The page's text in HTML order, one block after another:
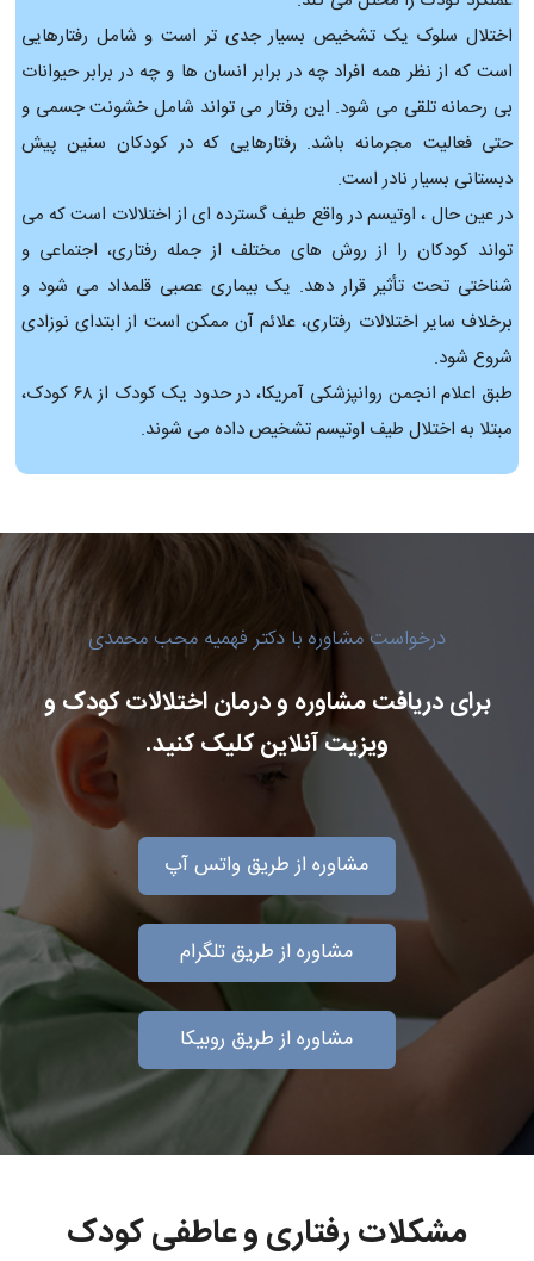
اختلال سلوک یک تشخیص بسیار جدی تر است و شامل رفتارهایی
است که از نظر همه افراد چه در برابر انسان ها و چه در برابر حیوانات
بی رحمانه تلقی می شود. این رفتار می تواند شامل خشونت جسمی و
حتی فعالیت مجرمانه باشد. رفتارهایی که در کودکان سنین پیش
دبستانی بسیار نادر است.
در عین حال ، اوتیسم در واقع طیف گسترده ای از اختلالات است که می
تواند کودکان را از روش های مختلف از جمله رفتاری، اجتماعی و
شناختی تحت تأثیر قرار دهد. یک بیماری عصبی قلمداد می شود و
برخلاف سایر اختلالات رفتاری، علائم آن ممکن است از ابتدای نوزادی
شروع شود.
طبق اعلام انجمن روانپزشکی آمریکا، در حدود یک کودک از ۶۸ کودک،
مبتلا به اختلال طیف اوتیسم تشخیص داده می شوند.
درخواست مشاوره با دکتر فهمیه محب محمدی
برای دریافت مشاوره و درمان اختلالات کودک و
ویزیت آنلاین کلیک کنید.
مشاوره از طریق واتس آپ
مشاوره از طریق تلگرام
مشاوره از طریق روبیکا
مشکلات رفتاری و عاطفی کودک